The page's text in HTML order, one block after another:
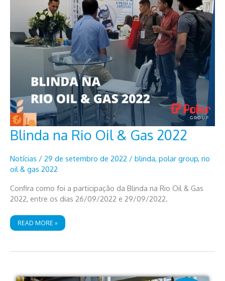
Blinda na Rio Oil & Gas 2022
Notícias / 29 de setembro de 2022 / blinda, polar group, rio
oil & gas 2022
Confira como foi a participação da Blinda na Rio Oil & Gas
2022, entre os dias 26/09/2022 e 29/09/2022.
BLINDA
GAS
READ MORE »